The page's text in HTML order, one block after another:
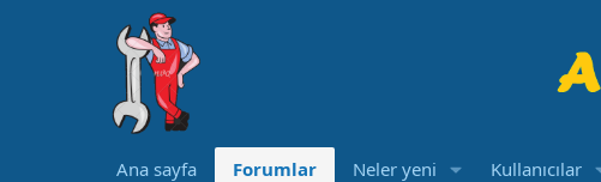
Ana sayfa Forumlar Neler yeni Kullanıcılar